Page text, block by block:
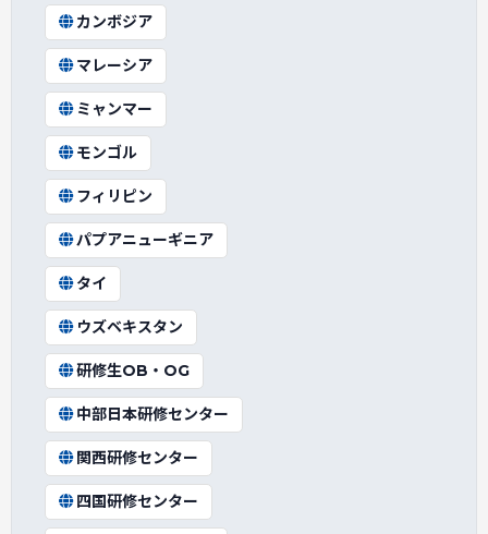
カンボジア
マレーシア
ミャンマー
モンゴル
フィリピン
パプアニューギニア
タイ
ウズベキスタン
研修生OB・OG
中部日本研修センター
関西研修センター
四国研修センター